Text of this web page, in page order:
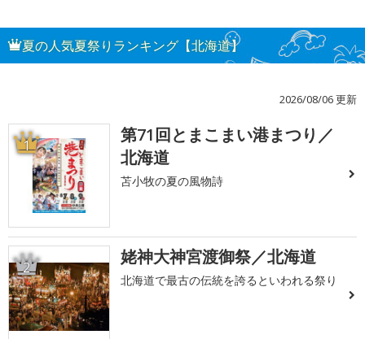
夏の人気夏祭りランキング【北海道】
2026/08/06 更新
1
第71回とまこまい港まつり／
北海道
苫小牧の夏の風物詩
2 姥神大神宮渡御祭／北海道
北海道で最古の伝統を誇るといわれる祭り